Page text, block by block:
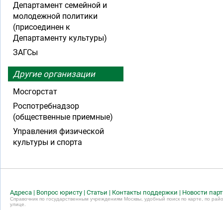
Департамент семейной и
молодежной политики
(присоединен к
Департаменту культуры)
ЗАГСы
Другие организации
Мосгорстат
Роспотребнадзор
(общественные приемные)
Управления физической
культуры и спорта
Адреса | Вопрос юристу | Статьи | Контакты поддержки | Новости
Справочник по государственным учреждениям Москвы, удобный поиск по карте, по
улице.